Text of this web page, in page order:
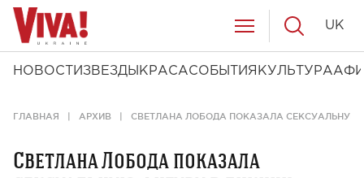
НОВОСТИ ЗВЕЗДЫ КРАСАСОБЫТИЯ КУЛЬТУРА
UK
ГЛАВНАЯ АРХИВ СВЕТЛАНА ЛОБОДА ПОКАЗАЛА СЕКСУАЛЬНУЮ
Светлана Лобода показала